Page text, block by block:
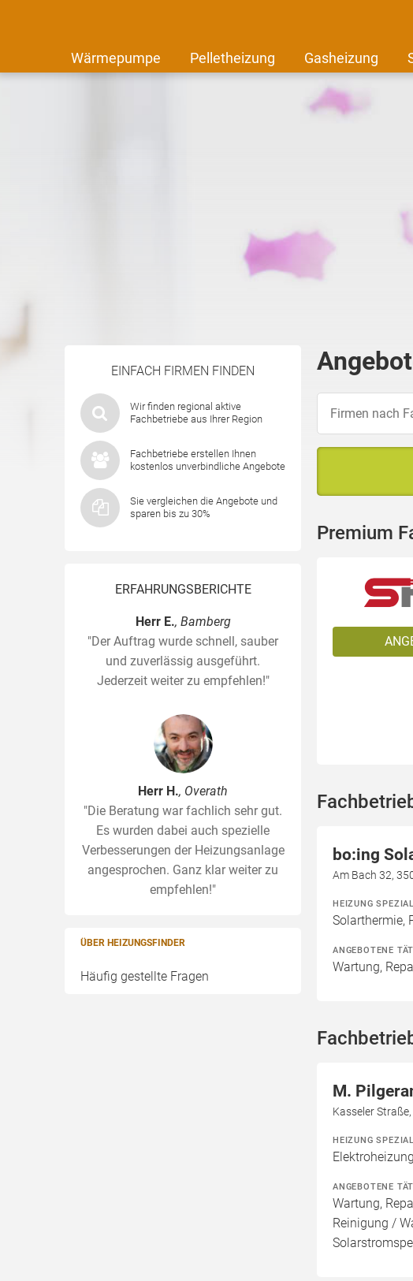
Wärmepumpe Pelletheizung Gasheizung
EINFACH FIRMEN FINDEN
Wir finden regional aktive
Fachbetriebe aus Ihrer Region
Fachbetriebe erstellen Ihnen
kostenlos unverbindliche Angebote
Sie vergleichen die Angebote und
sparen bis zu 30%
ERFAHRUNGSBERICHTE
Herr E., Bamberg
"Der Auftrag wurde schnell, sauber
und zuverlässig ausgeführt.
Jederzeit weiter zu empfehlen!"
Herr H., Overath
"Die Beratung war fachlich sehr gut.
Es wurden dabei auch spezielle
Verbesserungen der Heizungsanlage
angesprochen. Ganz klar weiter zu
empfehlen!"
ÜBER HEIZUNGSFINDER
Häufig gestellte Fragen
Premium
bo:ing
Am Bach 32,
HEIZUNG
Solarthermie,
ANGEBOTENE
Wartung,
M.
Kasseler
HEIZUNG
ANGEBOTENE
Wartung,
Reinigung /